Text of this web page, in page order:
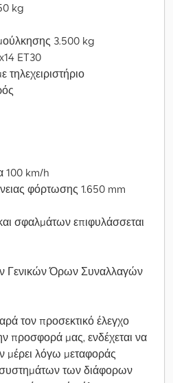
kg
3.500 kg
ET30
100 km/h
φόρτωσης 1.650 mm
σφαλμάτων επιφυλάσσεται
Γενικών Όρων Συναλλαγών
τον προσεκτικό έλεγχο
προσφορά μας, ενδέχεται να
μέρει λόγω μεταφοράς
των διάφορων